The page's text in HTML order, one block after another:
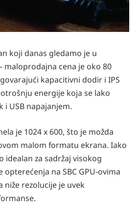
koji danas gledamo je u
maloprodajna cena je oko 80
kapacitivni dodir i IPS
energije koja se lako
i USB napajanjem.
je 1024 x 600, što je možda
malom formatu ekrana. Iako
idealan za sadržaj visokog
na SBC GPU-ovima
niže rezolucije je uvek